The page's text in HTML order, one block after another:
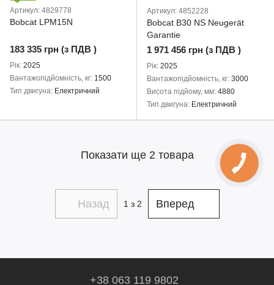
Артикул: 4829778
Bobcat LPM15N
183 335 грн (з ПДВ )
Рік 2025
Вантажопідйомність, кг 1500
Тип двигуна Електричний
Артикул: 4852228
Bobcat B30 NS Neugerät
Garantie
1 971 456 грн (з ПДВ )
Рік 2025
Вантажопідйомність, кг 3000
Висота підйому, мм 4880
Тип двигуна Електричний
Показати ще 2 товара
Назад 1з 2 Вперед
+38 063 119 9802